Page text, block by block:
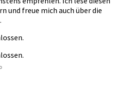
und freue mich auch über die